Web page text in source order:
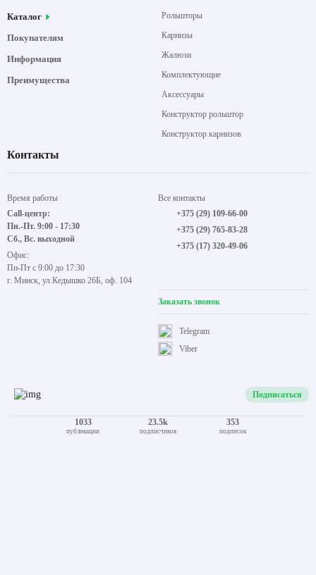
Каталог
Покупателям
Информация
Преимущества
Рольшторы
Карнизы
Жалюзи
Комплектующие
Аксессуары
Конструктор рольштор
Конструктор карнизов
Контакты
Время работы
Call-центр:
Пн.-Пт. 9:00 - 17:30
Сб., Вс. выходной
Офис:
Пн-Пт с 9:00 до 17:30
г. Минск, ул.Кедышко 26Б, оф. 104
Все контакты
+375 (29) 109-66-00
+375 (29) 765-83-28
+375 (17) 320-49-06
Заказать звонок
Viber
Telegram
Подписаться
1033
публикации
23.5k
подписчиков
353
подписок